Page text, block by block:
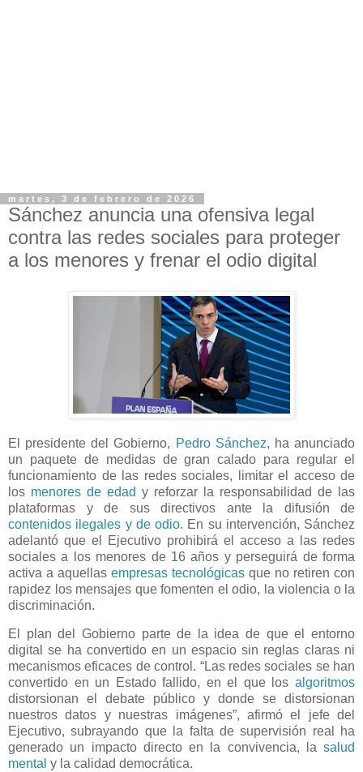
martes, 3 de febrero de 2026
Sánchez anuncia una ofensiva legal
contra las redes sociales para proteger
a los menores y frenar el odio digital
El presidente del Gobierno, Pedro Sánchez, ha anunciado
un paquete de medidas de gran calado para regular el
funcionamiento de las redes sociales, limitar el acceso de
los menores de edad y reforzar la responsabilidad de las
plataformas y de sus directivos ante la difusión de
contenidos ilegales y de odio. En su intervención, Sánchez
adelantó que el Ejecutivo prohibirá el acceso a las redes
sociales a los menores de 16 años y perseguirá de forma
activa a aquellas empresas tecnológicas que no retiren con
rapidez los mensajes que fomenten el odio, la violencia o la
discriminación.
El plan del Gobierno parte de la idea de que el entorno
digital se ha convertido en un espacio sin reglas claras ni
mecanismos eficaces de control. “Las redes sociales se han
convertido en un Estado fallido, en el que los algoritmos
distorsionan el debate público y donde se distorsionan
nuestros datos y nuestras imágenes”, afirmó el jefe del
Ejecutivo, subrayando que la falta de supervisión real ha
generado un impacto directo en la convivencia, la salud
mental y la calidad democrática.